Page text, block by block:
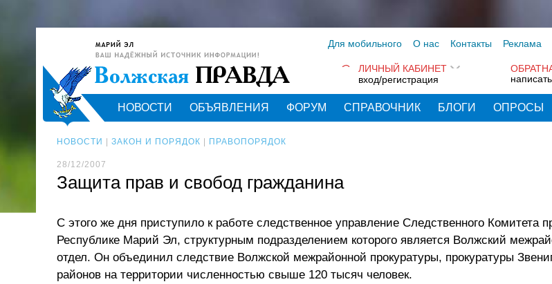
Для мобильного О нас Контакты Реклама
ЛИЧНЫЙ КАБИНЕТ
вход/регистрация
НОВОСТИ ОБЪЯВЛЕНИЯ ФОРУМ СПРАВОЧНИК БЛОГИ ОПРОСЫ
НОВОСТИ ЗАКОН И ПОРЯДОК ПРАВОПОРЯДОК
28/12/2007
Защита прав и свобод гражданина
С этого же дня приступило к работе следственное управление Следственного Комитета
Республике Марий Эл, структурным подразделением которого является Волжский
отдел. Он объединил следствие Волжской межрайонной прокуратуры, прокуратуры
районов на территории численностью свыше 120 тысяч человек.